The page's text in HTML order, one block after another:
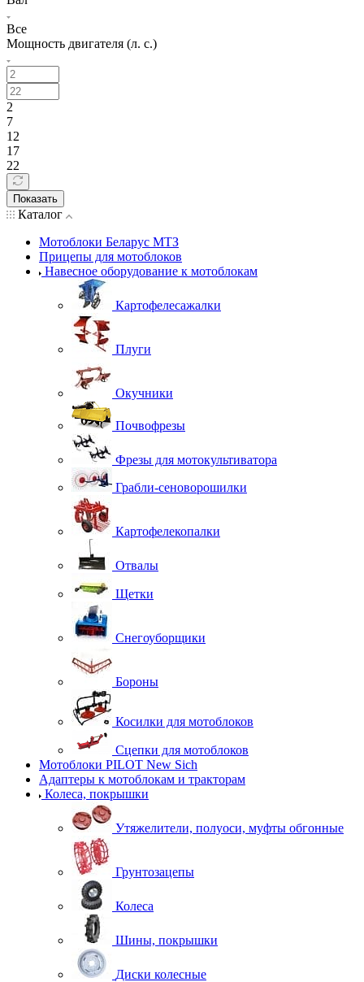
Все
Мощность двигателя (л. с.)
2
7
12
17
22
Показать
Каталог
Мотоблоки Беларус МТЗ
Прицепы для мотоблоков
Навесное оборудование к мотоблокам
Картофелесажалки
Плуги
Окучники
Почвофрезы
Фрезы для мотокультиватора
Грабли-сеноворошилки
Картофелекопалки
Отвалы
Щетки
Снегоуборщики
Бороны
Косилки для мотоблоков
Сцепки для мотоблоков
Мотоблоки PILOT New Sich
Адаптеры к мотоблокам и тракторам
Колеса, покрышки
Утяжелители, полуоси, муфты обгонные
Грунтозацепы
Колеса
Шины, покрышки
Диски колесные